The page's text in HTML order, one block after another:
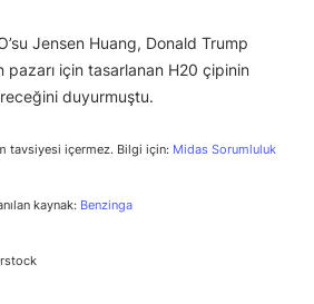
Jensen Huang, Donald Trump
pazarı için tasarlanan H20 çipinin
duyurmuştu.
tavsiyesi içermez. Bilgi için: Midas Sorumluluk
kaynak: Benzinga